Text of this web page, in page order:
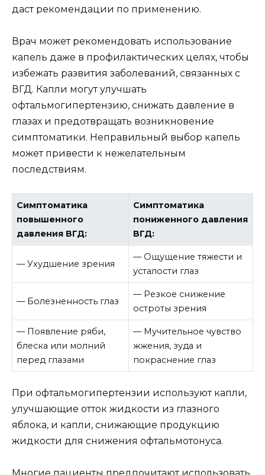
даст рекомендации по применению.
Врач может рекомендовать использование
капель даже в профилактических целях, чтобы
избежать развития заболеваний, связанных с
ВГД. Капли могут улучшать
офтальмогипертензию, снижать давление в
глазах и предотвращать возникновение
симптоматики. Неправильный выбор капель
может привести к нежелательным
последствиям.
Симптоматика
повышенного
давления ВГД:
Симптоматика
пониженного давления
ВГД:
— Ухудшение зрения
— Ощущение тяжести и
усталости глаз
— Болезненность глаз
— Резкое снижение
остроты зрения
— Появление ряби,
блеска или молний
перед глазами
— Мучительное чувство
жжения, зуда и
покраснение глаз
При офтальмогипертензии используют капли,
улучшающие отток жидкости из глазного
яблока, и капли, снижающие продукцию
жидкости для снижения офтальмотонуса.